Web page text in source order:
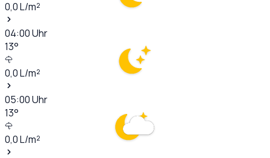
0,0L/m²
04:00Uhr
13°
0,0L/m²
05:00Uhr
13°
0,0L/m²